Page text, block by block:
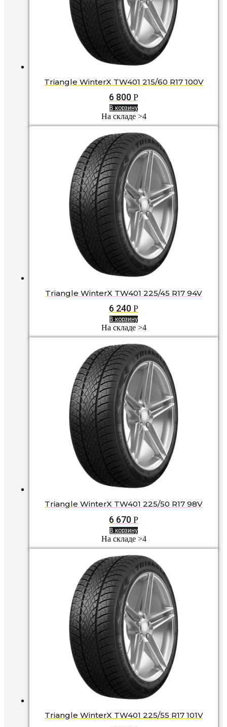
Triangle WinterX TW401 215/60 R17 100V
6 800 Р
В корзину
На складе >4
Triangle WinterX TW401 225/45 R17 94V
6 240 Р
В корзину
На складе >4
Triangle WinterX TW401 225/50 R17 98V
6 670 Р
В корзину
На складе >4
Triangle WinterX TW401 225/55 R17 101V